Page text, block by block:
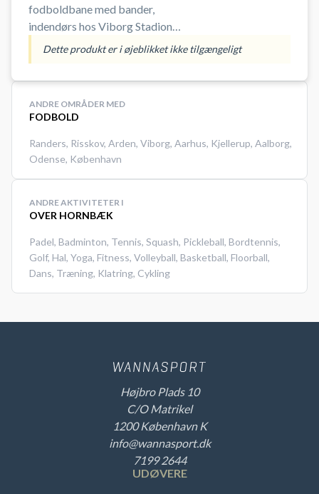
fodboldbane med bander,
indendørs hos Viborg Stadion
Center. Book en fodboldbane med
bander og spil indendørs fodbold i
Viborg Kasernehal 4 midt i Viborg
Dette produkt er i øjeblikket ikke tilgængeligt
ANDRE OMRÅDER MED
FODBOLD
Randers, Risskov, Arden, Viborg, Aarhus, Kjellerup, Aalborg,
Odense, København
ANDRE AKTIVITETER I
OVER HORNBÆK
Padel, Badminton, Tennis, Squash, Pickleball, Bordtennis,
Golf, Hal, Yoga, Fitness, Volleyball, Basketball, Floorball,
Dans, Træning, Klatring, Cykling
Højbro Plads 10
C/O Matrikel
1200 København K
info@wannasport.dk
7199 2644
UDØVERE